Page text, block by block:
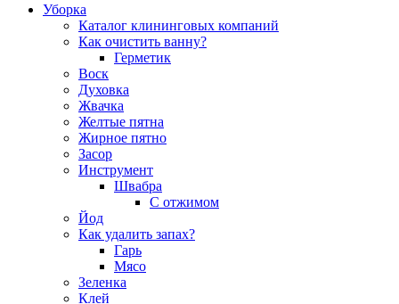
Уборка
Каталог клининговых компаний
Как очистить ванну?
Герметик
Воск
Духовка
Жвачка
Желтые пятна
Жирное пятно
Засор
Инструмент
Швабра
С отжимом
Йод
Как удалить запах?
Гарь
Мясо
Зеленка
Клей